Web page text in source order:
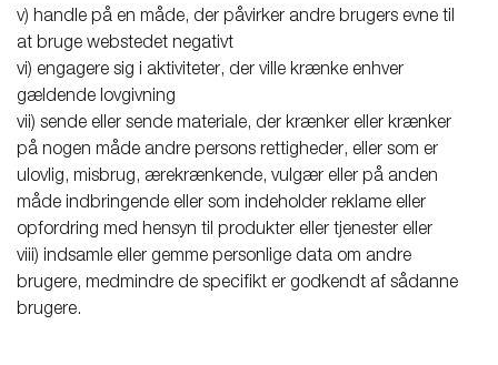
v) handle på en måde, der påvirker andre brugers evne til
at bruge webstedet negativt
vi) engagere sig i aktiviteter, der ville krænke enhver
gældende lovgivning
vii) sende eller sende materiale, der krænker eller krænker
på nogen måde andre persons rettigheder, eller som er
ulovlig, misbrug, ærekrænkende, vulgær eller på anden
måde indbringende eller som indeholder reklame eller
opfordring med hensyn til produkter eller tjenester eller
viii) indsamle eller gemme personlige data om andre
brugere, medmindre de specifikt er godkendt af sådanne
brugere.